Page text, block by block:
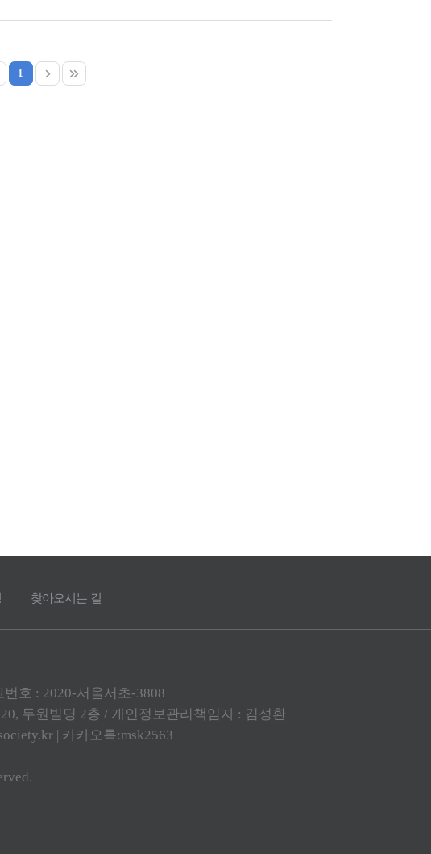
찾아오시는 길
호 : 2020-서울서초-3808
두원빌딩 2층 / 개인정보관리책임자 : 김성환
| 카카오톡:msk2563